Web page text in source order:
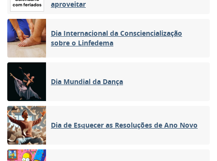
aproveitar
Dia Internacional da Consciencialização
sobre o Linfedema
Dia Mundial da Dança
Dia de Esquecer as Resoluções de Ano Novo